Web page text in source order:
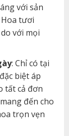
với sản
tươi
với mọi
: Chỉ có tại
biệt áp
tất cả đơn
đến cho
trọn vẹn